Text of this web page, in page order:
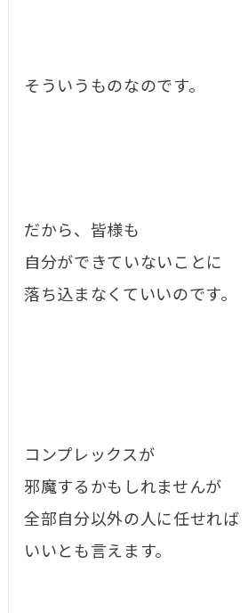
そういうものなのです。
だから、皆様も
自分ができていないことに
落ち込まなくていいのです。
コンプレックスが
邪魔するかもしれませんが
全部自分以外の人に任せれば
いいとも言えます。